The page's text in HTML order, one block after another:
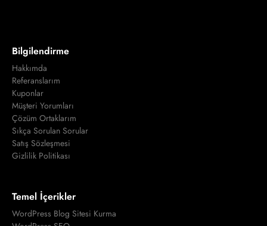
Bilgilendirme
Hakkımda
Referanslarım
Kuponlar
Müşteri Yorumları
Çözüm Ortaklarım
Sıkça Sorulan Sorular
Satış Sözleşmesi
Gizlilik Politikası
Temel İçerikler
WordPress Blog Sitesi Kurma